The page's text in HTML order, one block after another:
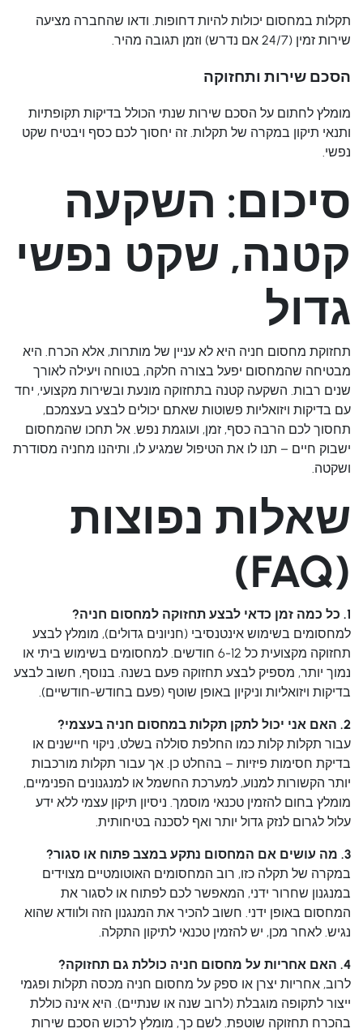
תקלות במחסום יכולות להיות דחופות. ודאו שהחברה מציעה
שירות זמין (24/7 אם נדרש) וזמן תגובה מהיר.
הסכם שירות ותחזוקה
מומלץ לחתום על הסכם שירות שנתי הכולל בדיקות תקופתיות
ותנאי תיקון במקרה של תקלות. זה יחסוך לכם כסף ויבטיח שקט
נפשי.
סיכום: השקעה
קטנה, שקט נפשי
גדול
תחזוקת מחסום חניה היא לא עניין של מותרות, אלא הכרח. היא
מבטיחה שהמחסום יפעל בצורה חלקה, בטוחה ויעילה לאורך
שנים רבות. השקעה קטנה בתחזוקה מונעת ובשירות מקצועי, יחד
עם בדיקות ויזואליות פשוטות שאתם יכולים לבצע בעצמכם,
תחסוך לכם הרבה כסף, זמן, ועוגמת נפש. אל תחכו שהמחסום
ישבוק חיים – תנו לו את הטיפול שמגיע לו, ותיהנו מחניה מסודרת
ושקטה.
שאלות נפוצות
(FAQ)
1. כל כמה זמן כדאי לבצע תחזוקה למחסום חניה?
למחסומים בשימוש אינטנסיבי (חניונים גדולים), מומלץ לבצע
תחזוקה מקצועית כל 6-12 חודשים. למחסומים בשימוש ביתי או
נמוך יותר, מספיק לבצע תחזוקה פעם בשנה. בנוסף, חשוב לבצע
בדיקות ויזואליות וניקיון באופן שוטף (פעם בחודש-חודשיים).
2. האם אני יכול לתקן תקלות במחסום חניה בעצמי?
עבור תקלות קלות כמו החלפת סוללה בשלט, ניקוי חיישנים או
בדיקת חסימות פיזיות – בהחלט כן. אך עבור תקלות מורכבות
יותר הקשורות למנוע, למערכת החשמל או למנגנונים הפנימיים,
מומלץ בחום להזמין טכנאי מוסמך. ניסיון תיקון עצמי ללא ידע
עלול לגרום לנזק גדול יותר ואף לסכנה בטיחותית.
3. מה עושים אם המחסום נתקע במצב פתוח או סגור?
במקרה של תקלה כזו, רוב המחסומים האוטומטיים מצוידים
במנגנון שחרור ידני, המאפשר לכם לפתוח או לסגור את
המחסום באופן ידני. חשוב להכיר את המנגנון הזה ולוודא שהוא
נגיש. לאחר מכן, יש להזמין טכנאי לתיקון התקלה.
4. האם אחריות על מחסום חניה כוללת גם תחזוקה?
לרוב, אחריות יצרן או ספק על מחסום חניה מכסה תקלות ופגמי
ייצור לתקופה מוגבלת (לרוב שנה או שנתיים). היא אינה כוללת
בהכרח תחזוקה שוטפת. לשם כך, מומלץ לרכוש הסכם שירות